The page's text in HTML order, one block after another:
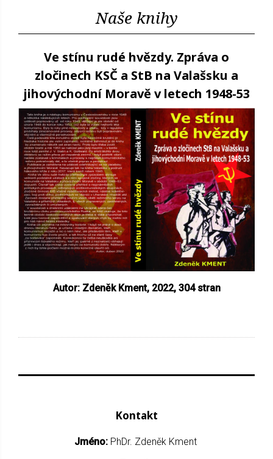
Naše knihy
Ve stínu rudé hvězdy. Zpráva o
zločinech KSČ a StB na Valašsku a
jihovýchodní Moravě v letech 1948-53
Autor: Zdeněk Kment, 2022, 304 stran
Kontakt
Jméno: PhDr. Zdeněk Kment